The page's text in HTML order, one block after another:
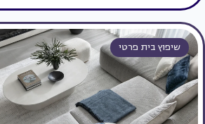
שיפוץ בית פרטי